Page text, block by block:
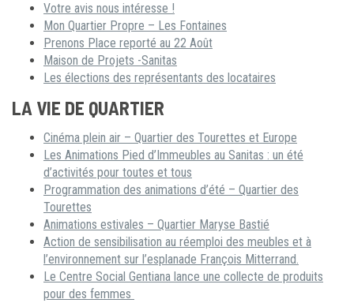
Votre avis nous intéresse !
Mon Quartier Propre – Les Fontaines
Prenons Place reporté au 22 Août
Maison de Projets -Sanitas
Les élections des représentants des locataires
LA VIE DE QUARTIER
Cinéma plein air – Quartier des Tourettes et Europe
Les Animations Pied d’Immeubles au Sanitas : un été
d’activités pour toutes et tous
Programmation des animations d’été – Quartier des
Tourettes
Animations estivales – Quartier Maryse Bastié
Action de sensibilisation au réemploi des meubles et à
l’environnement sur l’esplanade François Mitterrand.
Le Centre Social Gentiana lance une collecte de produits
pour des femmes